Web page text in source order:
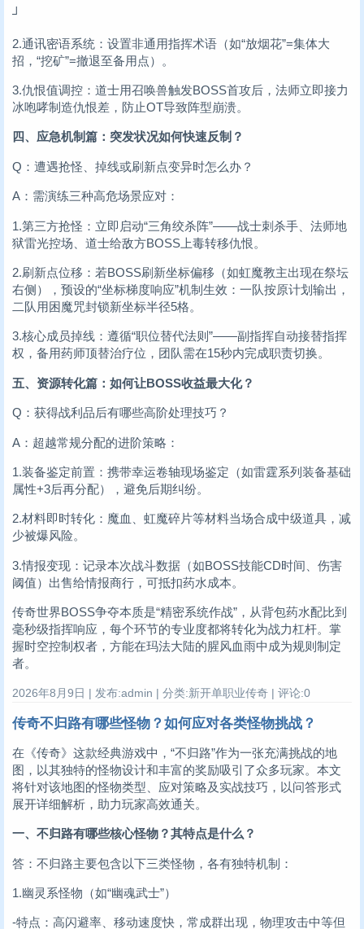
┘
2.通讯密语系统：设置非通用指挥术语（如“放烟花”=集体大
招，“挖矿”=撤退至备用点）。
3.仇恨值调控：道士用召唤兽触发BOSS首攻后，法师立即接力
冰咆哮制造仇恨差，防止OT导致阵型崩溃。
四、应急机制篇：突发状况如何快速反制？
Q：遭遇抢怪、掉线或刷新点变异时怎么办？
A：需演练三种高危场景应对：
1.第三方抢怪：立即启动“三角绞杀阵”——战士刺杀手、法师地
狱雷光控场、道士给敌方BOSS上毒转移仇恨。
2.刷新点位移：若BOSS刷新坐标偏移（如虹魔教主出现在祭坛
右侧），预设的“坐标梯度响应”机制生效：一队按原计划输出，
二队用困魔咒封锁新坐标半径5格。
3.核心成员掉线：遵循“职位替代法则”——副指挥自动接替指挥
权，备用药师顶替治疗位，团队需在15秒内完成职责切换。
五、资源转化篇：如何让BOSS收益最大化？
Q：获得战利品后有哪些高阶处理技巧？
A：超越常规分配的进阶策略：
1.装备鉴定前置：携带幸运卷轴现场鉴定（如雷霆系列装备基础
属性+3后再分配），避免后期纠纷。
2.材料即时转化：魔血、虹魔碎片等材料当场合成中级道具，减
少被爆风险。
3.情报变现：记录本次战斗数据（如BOSS技能CD时间、伤害
阈值）出售给情报商行，可抵扣药水成本。
传奇世界BOSS争夺本质是“精密系统作战”，从背包药水配比到
毫秒级指挥响应，每个环节的专业度都将转化为战力杠杆。掌
握时空控制权者，方能在玛法大陆的腥风血雨中成为规则制定
者。
2026年8月9日 | 发布:admin | 分类:新开单职业传奇 | 评论:0
传奇不归路有哪些怪物？如何应对各类怪物挑战？
在《传奇》这款经典游戏中，“不归路”作为一张充满挑战的地
图，以其独特的怪物设计和丰富的奖励吸引了众多玩家。本文
将针对该地图的怪物类型、应对策略及实战技巧，以问答形式
展开详细解析，助力玩家高效通关。
一、不归路有哪些核心怪物？其特点是什么？
答：不归路主要包含以下三类怪物，各有独特机制：
1.幽灵系怪物（如“幽魂武士”）
-特点：高闪避率、移动速度快，常成群出现，物理攻击中等但